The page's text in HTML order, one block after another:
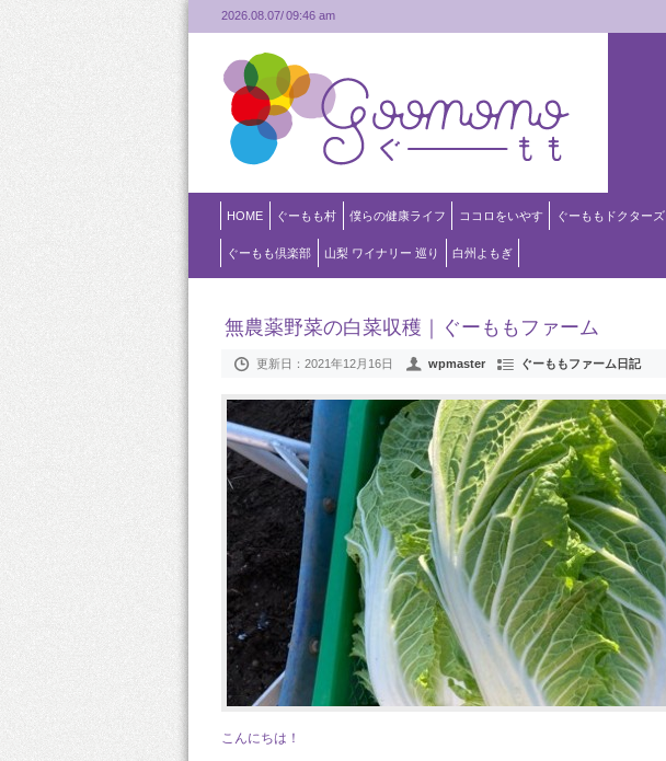
2026.08.07/09:46 am
HOME ぐーもも村 僕らの健康ライフ ココロをいやす ぐーももドクターズ
ぐーもも倶楽部 山梨 ワイナリー 巡り 白州よもぎ
無農薬野菜の白菜収穫｜ぐーももファーム
更新日： 2021年12月16日 wpmaster ぐーももファーム日記
こんにちは！